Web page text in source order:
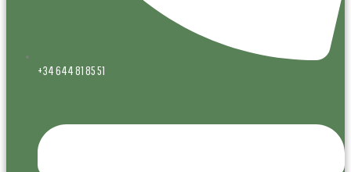
+34 644 81 85 51